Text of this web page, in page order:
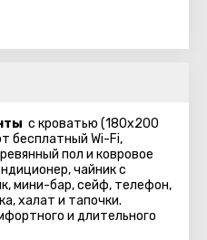
с кроватью (180x200
бесплатный Wi-Fi,
пол и ковровое
чайник с
мини-бар, сейф, телефон,
халат и тапочки.
и длительного